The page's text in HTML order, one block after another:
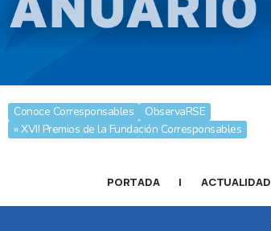
Conoce Corresponsables
ObservaRSE
» XVII Premios de la Fundación Corresponsables
PORTADA | ACTUALIDAD